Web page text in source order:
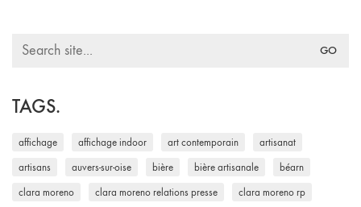
Search
TAGS.
affichage affichage indoor art contemporain artisanat
artisans auvers-sur-oise bière bière artisanale béarn
clara moreno clara moreno relations presse clara moreno rp